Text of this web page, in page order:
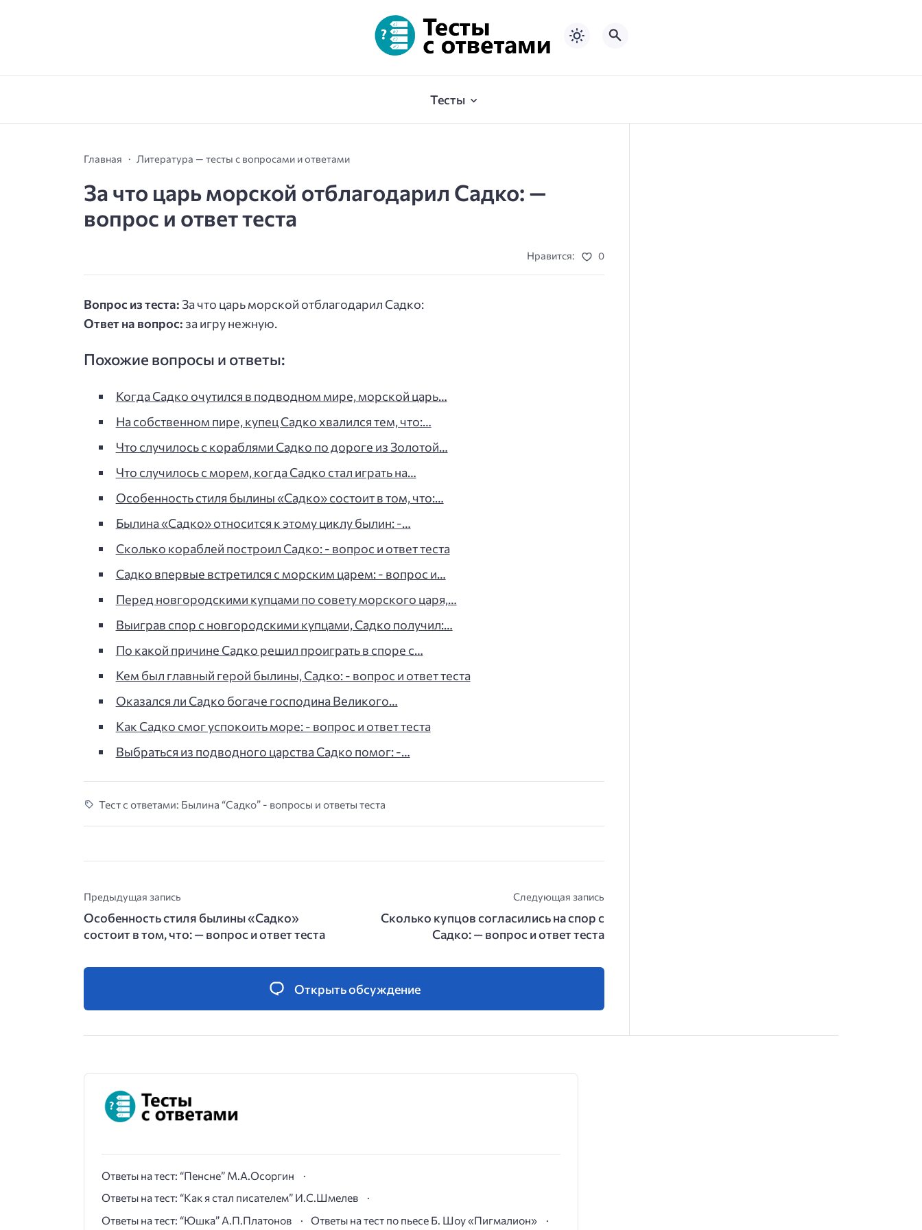
Тесты
Главная Литература — тесты с вопросами и ответами
За что царь морской отблагодарил Садко: —
вопрос и ответ теста
Нравится: 0
Вопрос из теста: За что царь морской отблагодарил Садко:
Ответ на вопрос: за игру нежную.
Похожие вопросы и ответы:
Когда Садко очутился в подводном мире, морской царь…
На собственном пире, купец Садко хвалился тем, что:…
Что случилось с кораблями Садко по дороге из Золотой…
Что случилось с морем, когда Садко стал играть на…
Особенность стиля былины «Садко» состоит в том, что:…
Былина «Садко» относится к этому циклу былин: -…
Сколько кораблей построил Садко: - вопрос и ответ теста
Садко впервые встретился с морским царем: - вопрос и…
Перед новгородскими купцами по совету морского царя,…
Выиграв спор с новгородскими купцами, Садко получил:…
По какой причине Садко решил проиграть в споре с…
Кем был главный герой былины, Садко: - вопрос и ответ теста
Оказался ли Садко богаче господина Великого…
Как Садко смог успокоить море: - вопрос и ответ теста
Выбраться из подводного царства Садко помог: -…
Тест с ответами: Былина “Садко” - вопросы и ответы теста
Предыдущая запись
Особенность стиля былины «Садко»
состоит в том, что: — вопрос и ответ теста
Следующая запись
Сколько купцов согласились на спор с
Садко: — вопрос и ответ теста
Открыть обсуждение
Ответы на тест: “Пенсне” М.А.Осоргин
Ответы на тест: “Как я стал писателем” И.С.Шмелев
Ответы на тест: “Юшка” А.П.Платонов
Ответы на тест по пьесе Б. Шоу «Пигмалион»